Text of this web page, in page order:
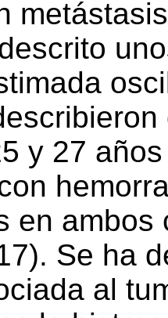
y 27
en
Se ha
al